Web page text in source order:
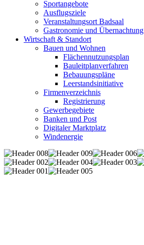
Sportangebote
Ausflugsziele
Veranstaltungsort Badsaal
Gastronomie und Übernachtung
Wirtschaft & Standort
Bauen und Wohnen
Flächennutzungsplan
Bauleitplanverfahren
Bebauungspläne
Leerstandsinitiative
Firmenverzeichnis
Registrierung
Gewerbegebiete
Banken und Post
Digitaler Marktplatz
Windenergie